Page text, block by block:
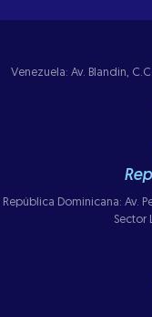
Venezuela: Av. Blandin,
República Dominicana: Av.
Sector